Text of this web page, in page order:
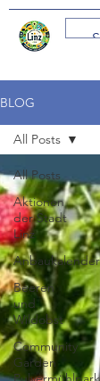
BLOG
All Posts
Aktionen
der Stadt
Linz
Anbaukalender
Beeren
und
Wildobst
Community
Garden
All Posts